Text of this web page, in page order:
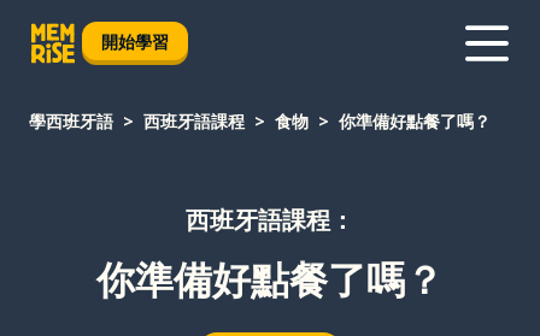
開始學習
學西班牙語 西班牙語課程 食物 你準備好點餐了嗎？
西班牙語課程：
你準備好點餐了嗎？